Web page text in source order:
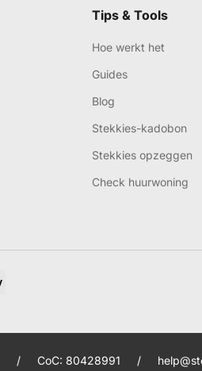
Tips & Tools
Hoe werkt het
Guides
Blog
Stekkies-kadobon
Stekkies opzeggen
Check huurwoning
/ CoC: 80428991 /